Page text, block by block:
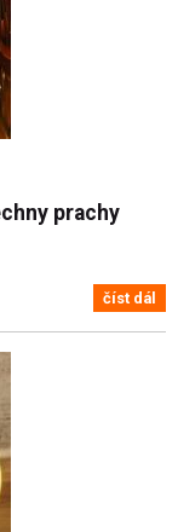
prachy
číst dál